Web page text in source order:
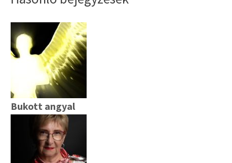
Bukott angyal